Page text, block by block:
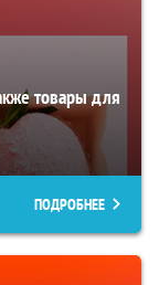
товары для
ПОДРОБНЕЕ